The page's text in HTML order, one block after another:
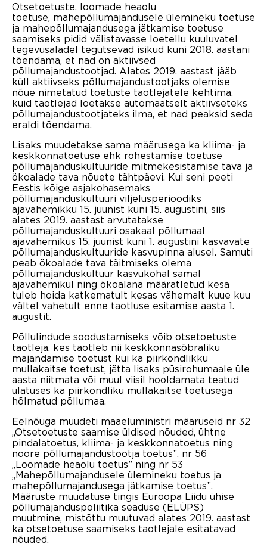
Otsetoetuste, loomade heaolu
toetuse, mahepõllumajandusele ülemineku toetuse
ja mahepõllumajandusega jätkamise toetuse
saamiseks pidid välistavasse loetellu kuuluvatel
tegevusaladel tegutsevad isikud kuni 2018. aastani
tõendama, et nad on aktiivsed
põllumajandustootjad. Alates 2019. aastast jääb
küll aktiivseks põllumajandustootjaks olemise
nõue nimetatud toetuste taotlejatele kehtima,
kuid taotlejad loetakse automaatselt aktiivseteks
põllumajandustootjateks ilma, et nad peaksid seda
eraldi tõendama.
Lisaks muudetakse sama määrusega ka kliima- ja
keskkonnatoetuse ehk rohestamise toetuse
põllumajanduskultuuride mitmekesistamise tava ja
ökoalade tava nõuete tähtpäevi. Kui seni peeti
Eestis kõige asjakohasemaks
põllumajanduskultuuri viljelusperioodiks
ajavahemikku 15. juunist kuni 15. augustini, siis
alates 2019. aastast arvutatakse
põllumajanduskultuuri osakaal põllumaal
ajavahemikus 15. juunist kuni 1. augustini kasvavate
põllumajanduskultuuride kasvupinna alusel. Samuti
peab ökoalade tava täitmiseks olema
põllumajanduskultuur kasvukohal samal
ajavahemikul ning ökoalana määratletud kesa
tuleb hoida katkematult kesas vähemalt kuue kuu
vältel vahetult enne taotluse esitamise aasta 1.
augustit.
Põllulindude soodustamiseks võib otsetoetuste
taotleja, kes taotleb nii keskkonnasõbraliku
majandamise toetust kui ka piirkondlikku
mullakaitse toetust, jätta lisaks püsirohumaale üle
aasta niitmata või muul viisil hooldamata teatud
ulatuses ka piirkondliku mullakaitse toetusega
hõlmatud põllumaa.
Eelnõuga muudeti maaeluministri määruseid nr 32
„Otsetoetuste saamise üldised nõuded, ühtne
pindalatoetus, kliima- ja keskkonnatoetus ning
noore põllumajandustootja toetus”, nr 56
„Loomade heaolu toetus” ning nr 53
„Mahepõllumajandusele ülemineku toetus ja
mahepõllumajandusega jätkamise toetus”.
Määruste muudatuse tingis Euroopa Liidu ühise
põllumajanduspoliitika seaduse (ELÜPS)
muutmine, mistõttu muutuvad alates 2019. aastast
ka otsetoetuse saamiseks taotlejale esitatavad
nõuded.